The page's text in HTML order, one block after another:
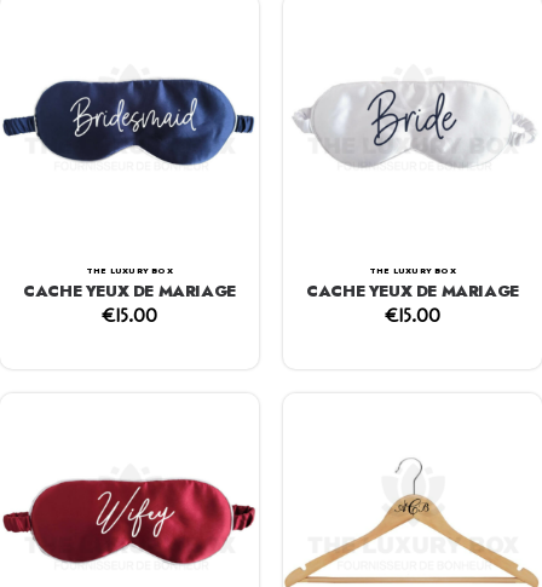
THE LUXURY BOX
CACHE YEUX DE MARIAGE
€15.00
THE LUXURY BOX
CACHE YEUX DE MARIAGE
€15.00